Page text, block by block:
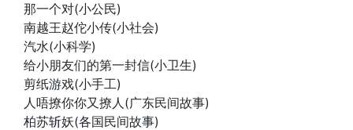
那一个对(小公民)
南越王赵佗小传(小社会)
汽水(小科学)
给小朋友们的第一封信(小卫生)
剪纸游戏(小手工)
人唔撩你你又撩人(广东民间故事)
柏苏斩妖(各国民间故事)